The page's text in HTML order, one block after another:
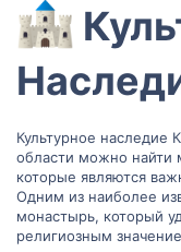
Культурное наследие
области можно найти
которые являются
Одним из наиболее
монастырь, который
религиозным